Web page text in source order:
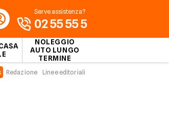
NOLEGGIO
AUTO LUNGO
TERMINE
Serve assistenza?
02 55 55 5
Redazione Linee editoriali